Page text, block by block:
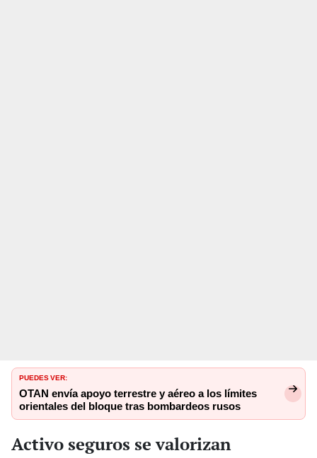
PUEDES VER:
OTAN envía apoyo terrestre y aéreo a los límites
orientales del bloque tras bombardeos rusos
Activo seguros se valorizan